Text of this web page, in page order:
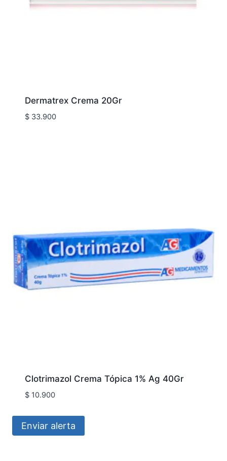
Dermatrex Crema 20Gr
$33.900
Clotrimazol Crema Tópica 1% Ag 40Gr
$10.900
Enviar alerta